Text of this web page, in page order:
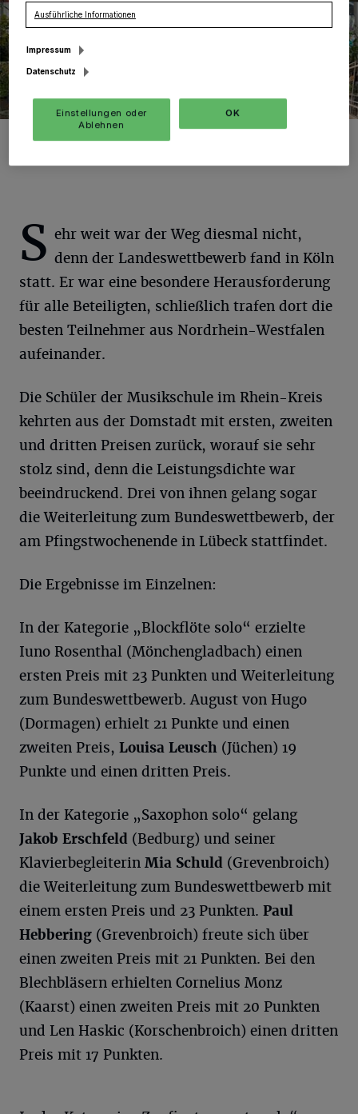
S ehr weit war der Weg diesmal nicht,
denn der Landeswettbewerb fand in Köln
statt. Er war eine besondere Herausforderung
für alle Beteiligten, schließlich trafen dort die
besten Teilnehmer aus Nordrhein-Westfalen
aufeinander.
Die Schüler der Musikschule im Rhein-Kreis
kehrten aus der Domstadt mit ersten, zweiten
und dritten Preisen zurück, worauf sie sehr
stolz sind, denn die Leistungsdichte war
beeindruckend. Drei von ihnen gelang sogar
die Weiterleitung zum Bundeswettbewerb, der
am Pfingstwochenende in Lübeck stattfindet.
Die Ergebnisse im Einzelnen:
In der Kategorie „Blockflöte solo“ erzielte
Iuno Rosenthal (Mönchengladbach) einen
ersten Preis mit 23 Punkten und Weiterleitung
zum Bundeswettbewerb. August von Hugo
(Dormagen) erhielt 21 Punkte und einen
zweiten Preis, Louisa Leusch (Jüchen) 19
Punkte und einen dritten Preis.
In der Kategorie „Saxophon solo“ gelang
Jakob Erschfeld (Bedburg) und seiner
Klavierbegleiterin Mia Schuld (Grevenbroich)
die Weiterleitung zum Bundeswettbewerb mit
einem ersten Preis und 23 Punkten. Paul
Hebbering (Grevenbroich) freute sich über
einen zweiten Preis mit 21 Punkten. Bei den
Blechbläsern erhielten Cornelius Monz
(Kaarst) einen zweiten Preis mit 20 Punkten
und Len Haskic (Korschenbroich) einen dritten
Preis mit 17 Punkten.
Ausführliche Informationen
Impressum
Datenschutz
Einstellungen oder
Ablehnen
OK